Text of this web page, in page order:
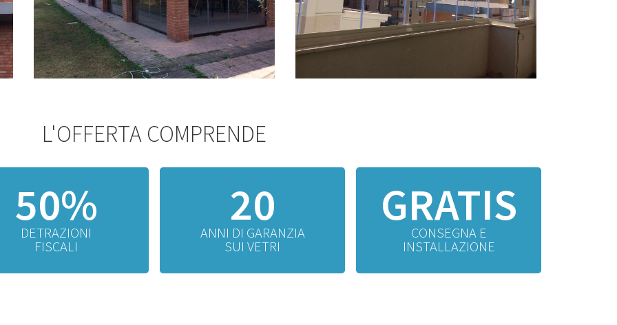
L'OFFERTA COMPRENDE
50%
DETRAZIONI
FISCALI
20
ANNI DI GARANZIA
SUI VETRI
GRATIS
CONSEGNA E
INSTALLAZIONE